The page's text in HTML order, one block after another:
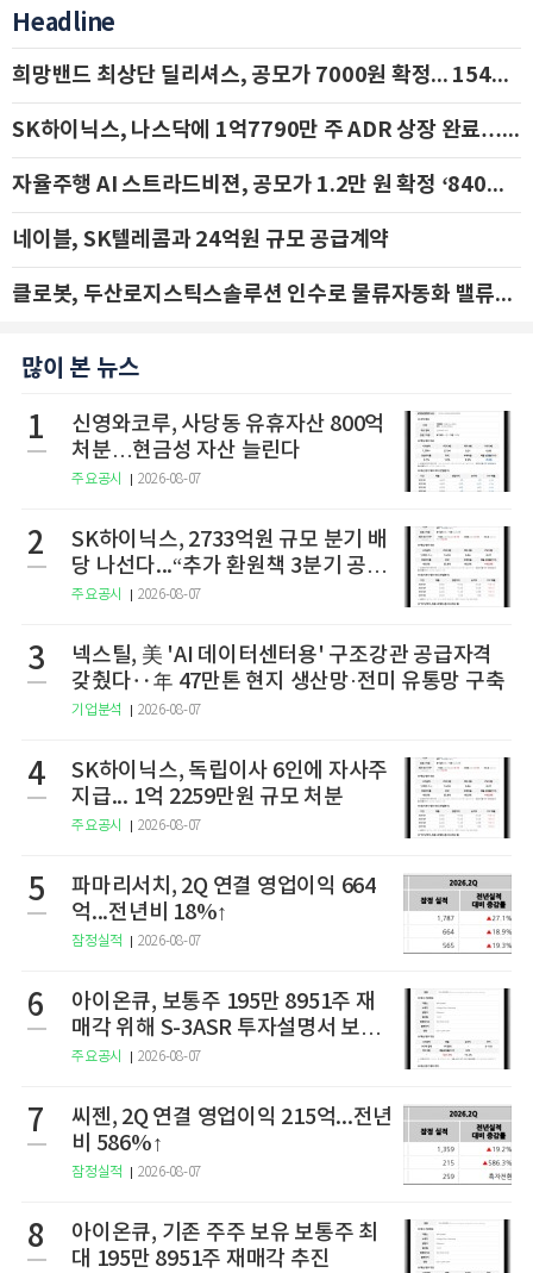
Headline
희망밴드 최상단 딜리셔스, 공모가 7000원 확정... 154억 규모 IPO 돌입
SK하이닉스, 나스닥에 1억7790만 주 ADR 상장 완료…29일 국내 추가 상장
자율주행 AI 스트라드비젼, 공모가 1.2만 원 확정 ‘840억 수혈’
네이블, SK텔레콤과 24억원 규모 공급계약
클로봇, 두산로지스틱스솔루션 인수로 물류자동화 밸류체인 확장 추진 - IBK투자증권
많이 본 뉴스
1
신영와코루, 사당동 유휴자산 800억
처분…현금성 자산 늘린다
주요공시 2026-08-07
2
SK하이닉스, 2733억원 규모 분기 배
당 나선다...“추가 환원책 3분기 공
개”
주요공시 2026-08-07
3
넥스틸, 美 'AI 데이터센터용' 구조강관 공급자격
갖췄다‥年 47만톤 현지 생산망·전미 유통망 구축
기업분석 2026-08-07
4
SK하이닉스, 독립이사 6인에 자사주
지급... 1억 2259만원 규모 처분
주요공시 2026-08-07
5
파마리서치, 2Q 연결 영업이익 664
억...전년비 18%↑
잠정실적 2026-08-07
6
아이온큐, 보통주 195만 8951주 재
매각 위해 S-3ASR 투자설명서 보충
서 제출
주요공시 2026-08-07
7
씨젠, 2Q 연결 영업이익 215억...전년
비 586%↑
잠정실적 2026-08-07
8
아이온큐, 기존 주주 보유 보통주 최
대 195만 8951주 재매각 추진